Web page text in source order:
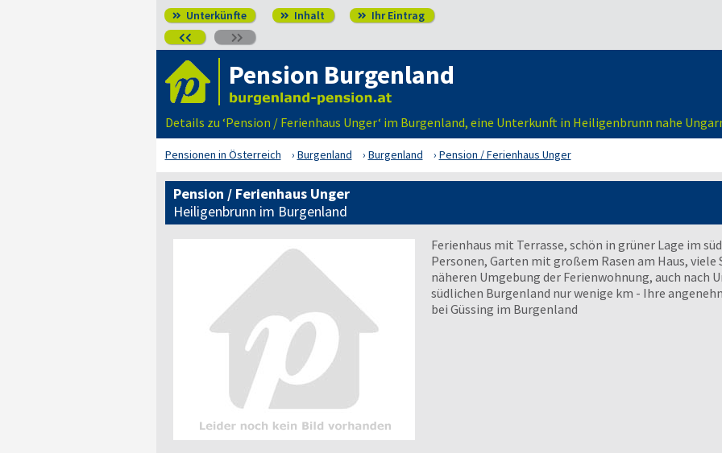
 Unterkünfte  Inhalt  Ihr Eintrag
 
Pension Burgenland
Details zu ‘Pension / Ferienhaus Unger‘ im Burgenland, eine Unterkunft in Heiligenbrunn nahe
Pensionen in Österreich Burgenland Burgenland Pension / Ferienhaus Unger
Pension / Ferienhaus Unger
Heiligenbrunn im Burgenland
Ferienhaus mit Terrasse, schön in grüner Lage im
Personen, Garten mit großem Rasen am Haus,
näheren Umgebung der Ferienwohnung, auch nach
südlichen Burgenland nur wenige km - Ihre
bei Güssing im Burgenland